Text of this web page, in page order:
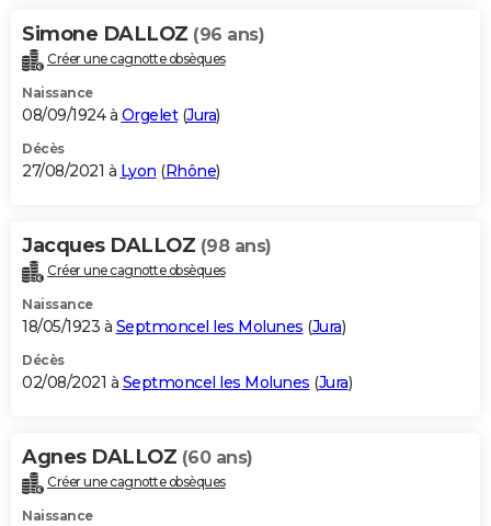
Simone DALLOZ (96 ans)
Créer une cagnotte obsèques
Naissance
08/09/1924 à Orgelet(Jura)
Décès
27/08/2021 à Lyon (Rhône)
Jacques DALLOZ (98 ans)
Créer une cagnotte obsèques
Naissance
18/05/1923 à Septmoncel les Molunes (Jura)
Décès
02/08/2021 à Septmoncel les Molunes (Jura)
Agnes DALLOZ (60 ans)
Créer une cagnotte obsèques
Naissance